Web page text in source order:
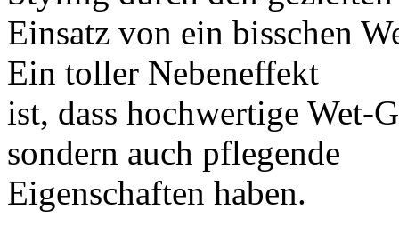
Einsatz von ein bisschen
Ein toller Nebeneffekt
ist, dass hochwertige Wet-
sondern auch pflegende
Eigenschaften haben.